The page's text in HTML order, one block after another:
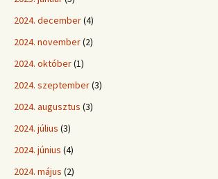
2024. december(4)
2024. november(2)
2024. október(1)
2024. szeptember(3)
2024. augusztus (3)
2024. július (3)
2024. június (4)
2024. május (2)